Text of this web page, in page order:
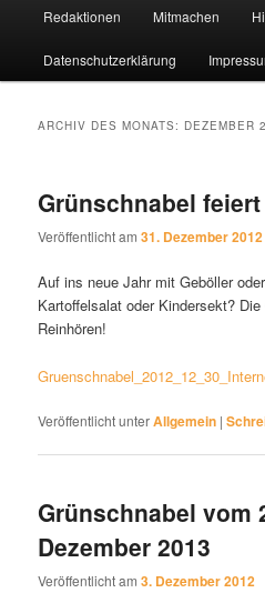
Redaktionen Mitmachen
Datenschutzerklärung
ARCHIV DES MONATS: DEZEMBER
Grünschnabel
Veröffentlicht am31. Dezember 2012
Auf ins neue Jahr mit Geböller
Kartoffelsalat oder Kindersekt?
Reinhören!
Veröffentlicht unterAllgemein |
Grünschnabel vom
Dezember 2013
Veröffentlicht am3. Dezember 2012